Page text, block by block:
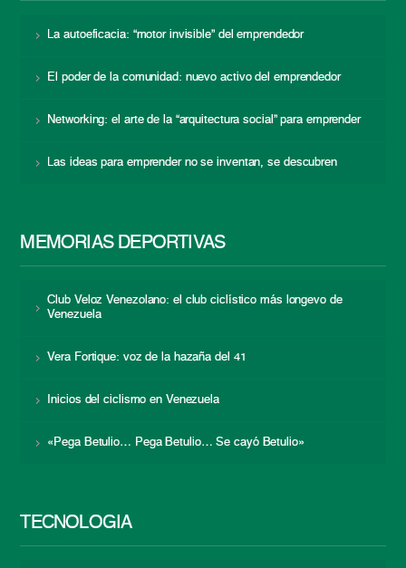
La autoeficacia: “motor invisible” del emprendedor
El poder de la comunidad: nuevo activo del emprendedor
Networking: el arte de la “arquitectura social” para emprender
Las ideas para emprender no se inventan, se descubren
MEMORIAS DEPORTIVAS
Club Veloz Venezolano: el club ciclístico más longevo de
Venezuela
Vera Fortique: voz de la hazaña del 41
Inicios del ciclismo en Venezuela
«Pega Betulio… Pega Betulio… Se cayó Betulio»
TECNOLOGÍA